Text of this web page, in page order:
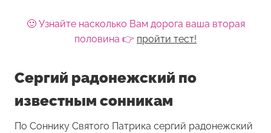
🙂 Узнайте насколько Вам дорога ваша вторая
половина 👉 пройти тест!
Сергий радонежский по
известным сонникам
По Соннику Святого Патрика сергий радонежский